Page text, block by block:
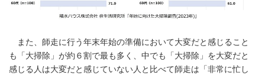
また、師走に行う年末年始の準備において大変だと感じること
も「大掃除」が約６割で最も多く、中でも「大掃除」を大変だと
感じる人は大変だと感じていない人と比べて師走は「非常に忙し